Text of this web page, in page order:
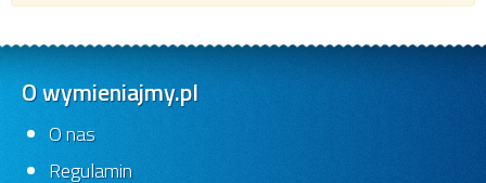
O wymieniajmy.pl
O nas
Regulamin